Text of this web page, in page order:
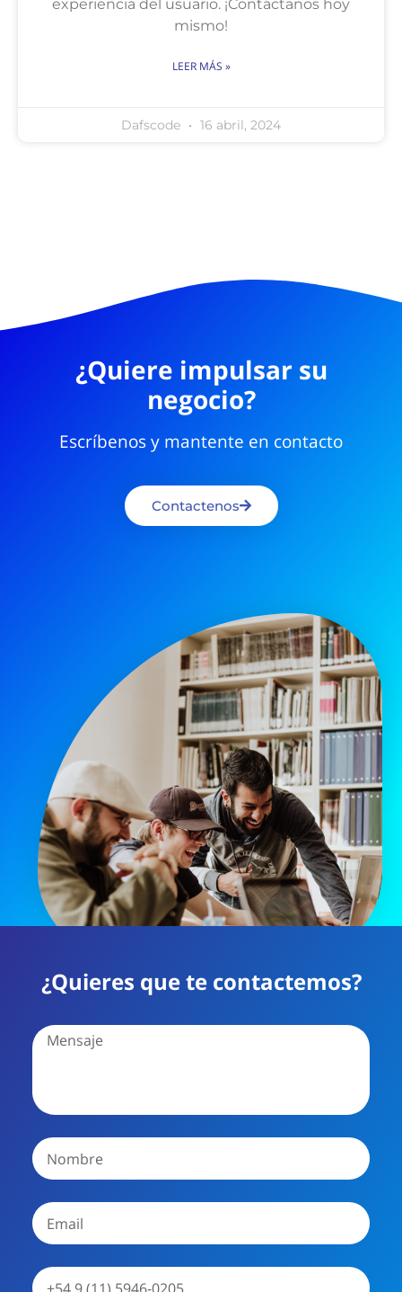
experiencia del usuario. ¡Contáctanos hoy
mismo!
LEER MÁS »
Dafscode 16 abril, 2024
¿Quiere impulsar su
negocio?
Escríbenos y mantente en contacto
Contactenos
¿Quieres que te contactemos?